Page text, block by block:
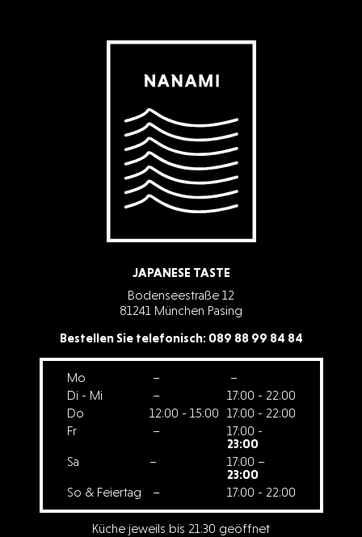
JAPANESE TASTE
Bodenseestraße 12
81241 München Pasing
Bestellen Sie telefonisch: 089 88 99 84 84
Mo –
–
Di - Mi
–
17:00 - 22:00
Do
12:00 - 15:00 17:00 - 22:00
Fr
–
17:00 -
23:00
Sa
–
17:00 –
23:00
So & Feiertag
– 17:00 - 22:00
Küche jeweils bis 21:30 geöffnet